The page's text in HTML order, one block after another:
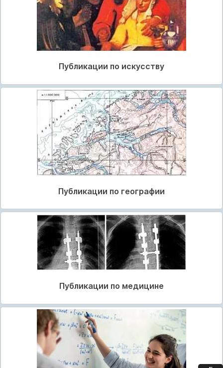
Публикации по искусству
Публикации по географии
Публикации по медицине